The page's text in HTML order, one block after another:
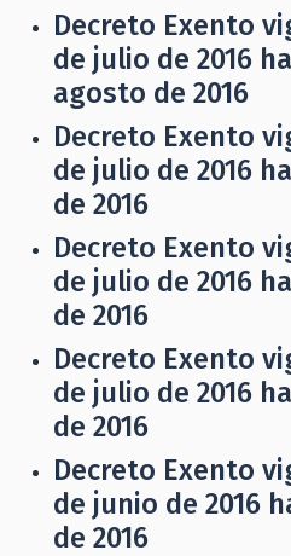
Decreto Exento
de julio de 2016
agosto de 2016
Decreto Exento
de julio de 2016
de 2016
Decreto Exento
de julio de 2016
de 2016
Decreto Exento
de julio de 2016
de 2016
Decreto Exento
de junio de 2016
de 2016